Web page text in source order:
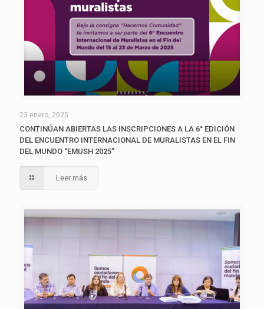
23 enero, 2025
CONTINÚAN ABIERTAS LAS INSCRIPCIONES A LA 6° EDICIÓN
DEL ENCUENTRO INTERNACIONAL DE MURALISTAS EN EL FIN
DEL MUNDO “EMUSH 2025”
Leer más